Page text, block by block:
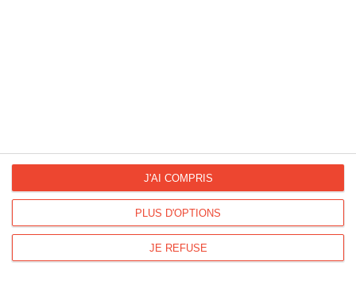
PLUS D'OPTIONS
JE REFUSE
J'AI COMPRIS
Dromadaire vous propose des cartes pour toutes les occasions :
anniversaire, amour, amitié, fêtes...